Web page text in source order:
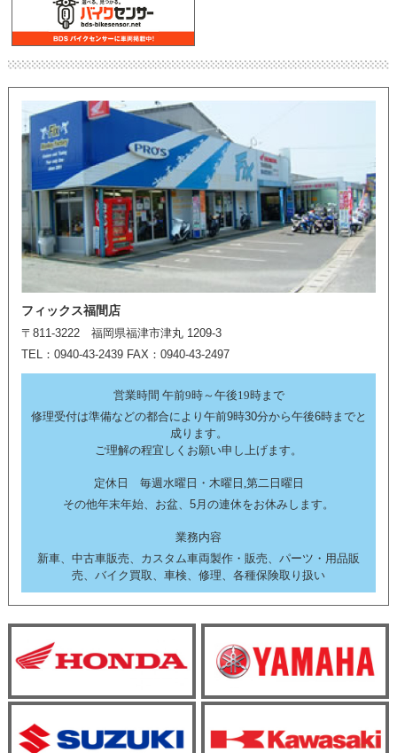
フィックス福間店
〒811-3222 福岡県福津市津丸 1209-3
TEL：0940-43-2439 FAX：0940-43-2497
営業時間 午前9時～午後19時まで
修理受付は準備などの都合により午前9時30分から午後6時までと
成ります。
ご理解の程宜しくお願い申し上げます。
定休日 毎週水曜日・木曜日,第二日曜日
その他年末年始、お盆、5月の連休をお休みします。
業務内容
新車、中古車販売、カスタム車両製作・販売、パーツ・用品販
売、バイク買取、車検、修理、各種保険取り扱い